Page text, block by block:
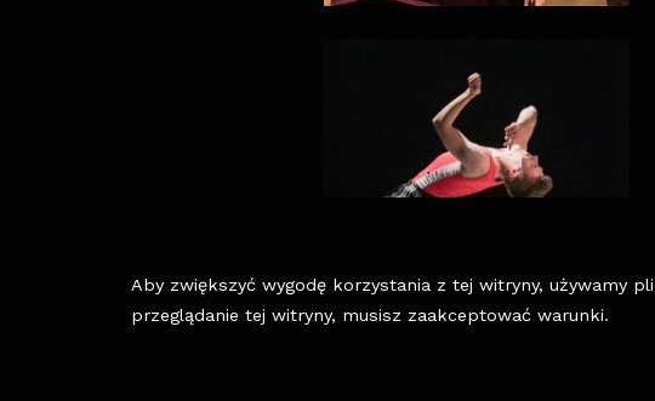
Aby zwiększyć wygodę korzystania z tej witryny, używamy
przeglądanie tej witryny, musisz zaakceptować warunki.